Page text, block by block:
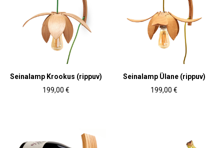
Seinalamp Krookus (rippuv)
199,00 €
Seinalamp Ülane (rippuv)
199,00 €